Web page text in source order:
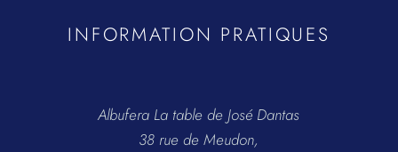
INFORMATION PRATIQUES
Albufera La table de José Dantas
38 rue de Meudon,